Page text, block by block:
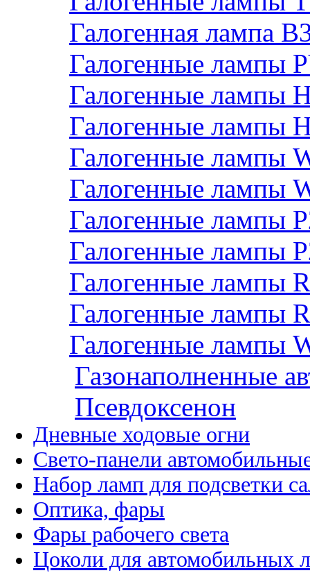
Галогенная лампа
Галогенные лампы
Галогенные лампы
Галогенные лампы
Галогенные лампы
Галогенные лампы
Галогенные лампы
Галогенные лампы
Галогенные лампы
Галогенные лампы
Галогенные лампы
Газонаполненные
Псевдоксенон
Дневные ходовые огни
Свето-панели
Набор ламп для подсветки
Оптика, фары
Фары рабочего света
Цоколи для автомобильных